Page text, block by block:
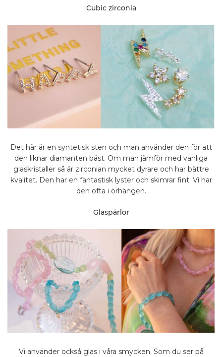
Cubic zirconia
Det här är en syntetisk sten och man använder den för att
den liknar diamanten bäst. Om man jämför med vanliga
glaskristaller så är zirconian mycket dyrare och har bättre
kvalitet. Den har en fantastisk lyster och skimrar fint. Vi har
den ofta i örhängen.
Glaspärlor
Vi använder också glas i våra smycken. Som du ser på